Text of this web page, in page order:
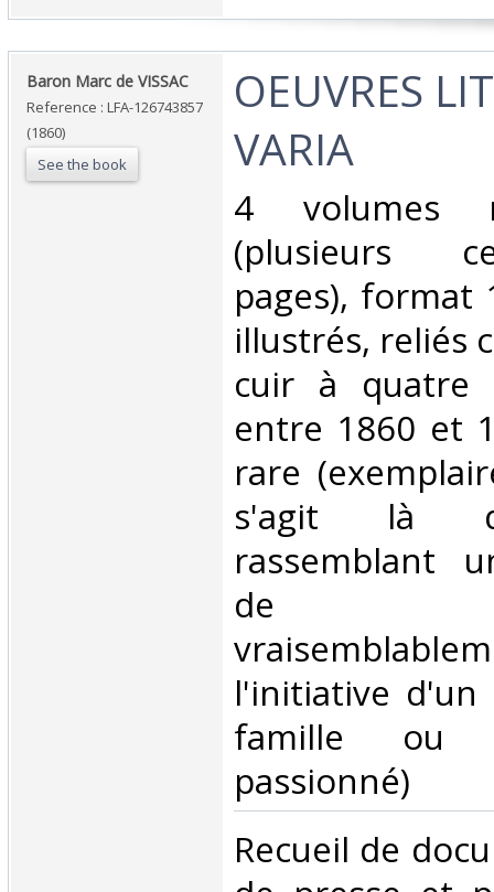
‎Baron Marc de VISSAC‎
Reference : LFA-126743857
(1860)
See the book
‎OEUVRES
VARIA‎
‎4 volumes
(plusieurs
pages), format
illustrés, reliés
cuir à quatre
entre 1860 et
rare
s'agit là
rassemblant
de
l'initiative d'un
famille ou
passionné)‎
‎Recueil de